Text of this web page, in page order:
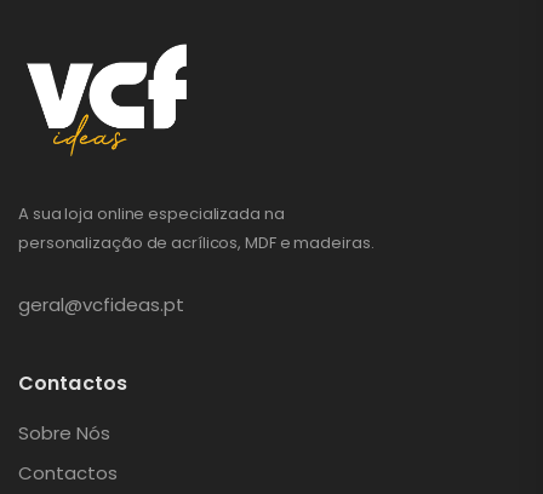
A sua loja online especializada na
personalização de acrílicos, MDF e madeiras.
geral@vcfideas.pt
Contactos
Sobre Nós
Contactos